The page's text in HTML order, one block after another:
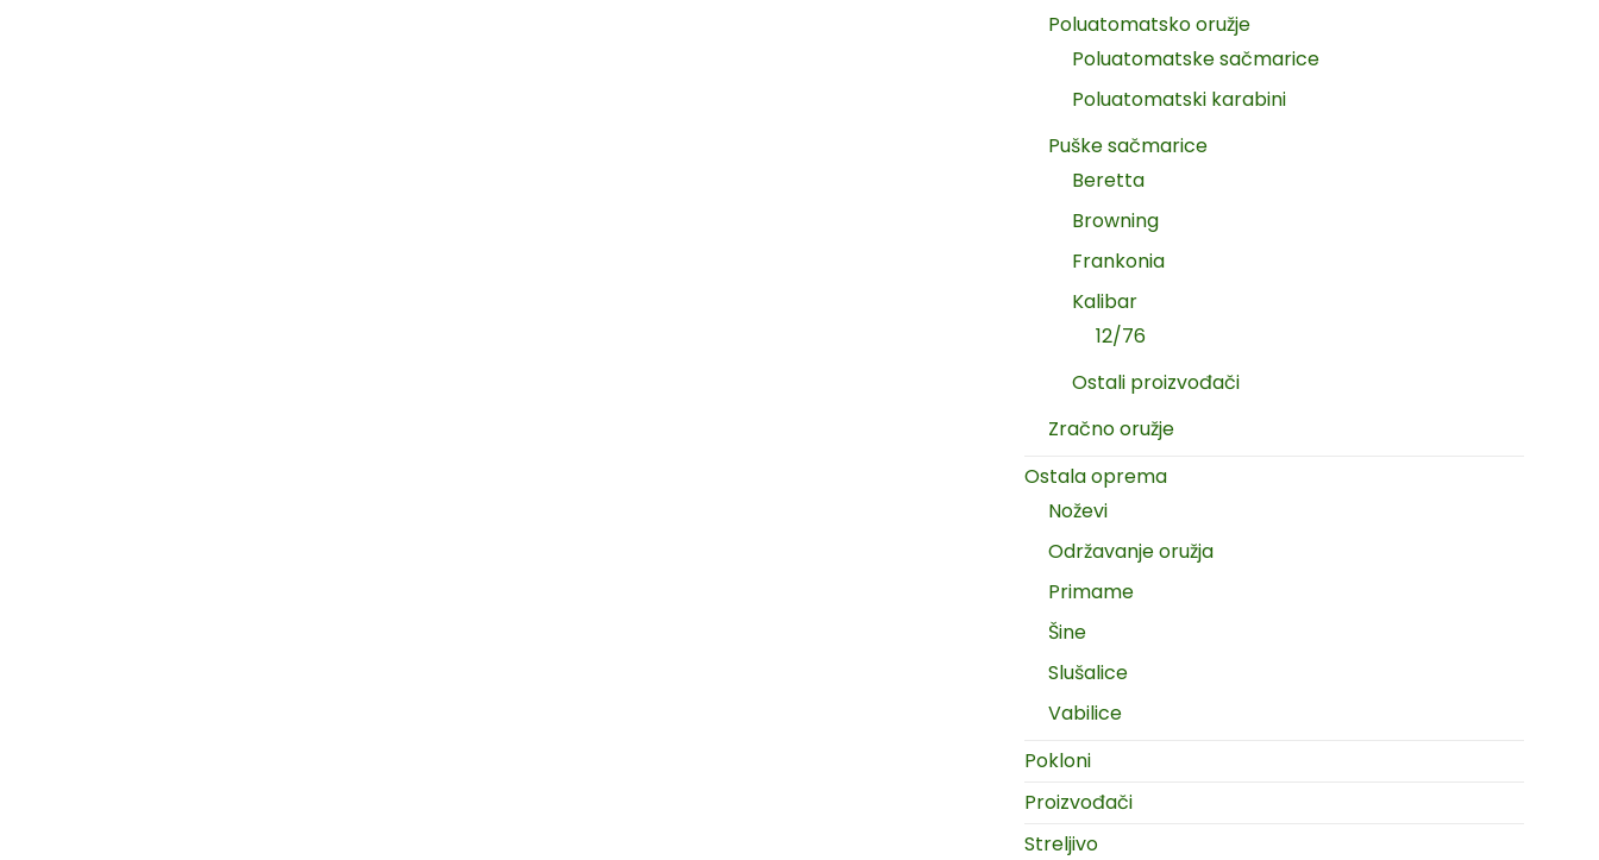
Poluatomatsko oružje
Poluatomatske sačmarice
Poluatomatski karabini
Puške sačmarice
Beretta
Browning
Frankonia
Kalibar
12/76
Ostali proizvođači
Zračno oružje
Ostala oprema
Noževi
Održavanje oružja
Primame
Šine
Slušalice
Vabilice
Pokloni
Proizvođači
Streljivo